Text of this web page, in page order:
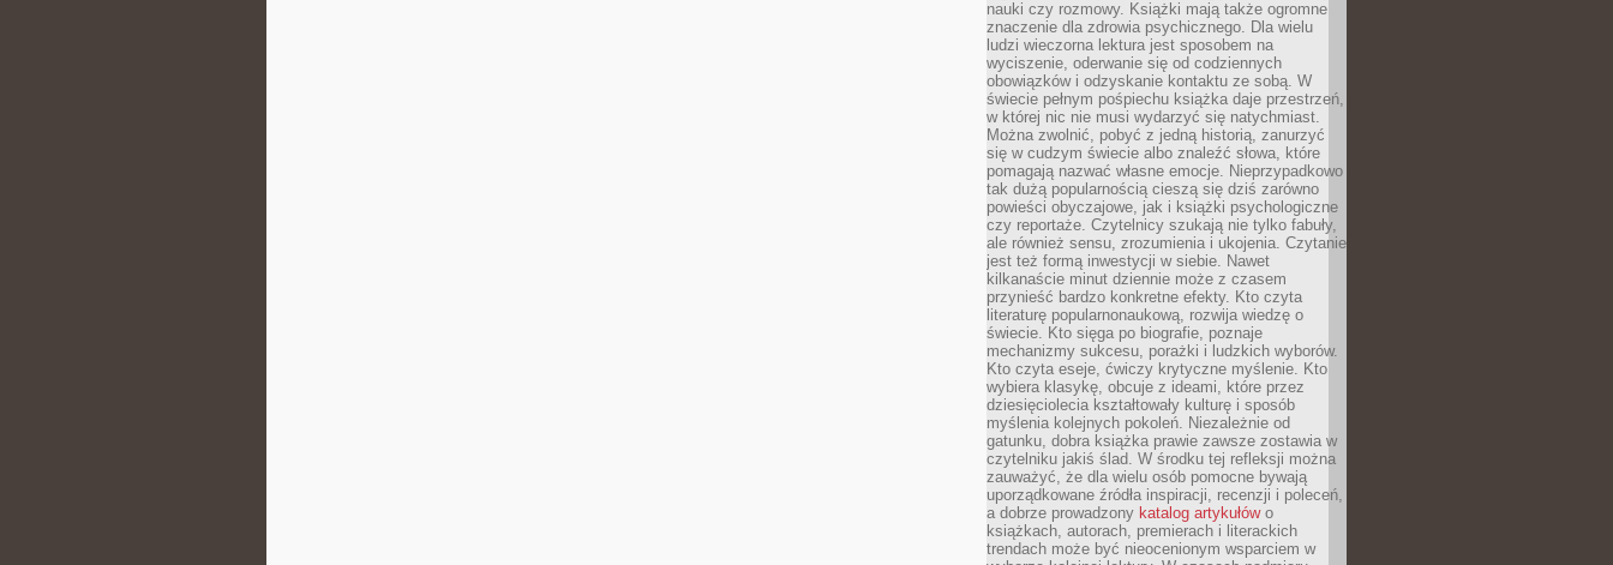
nauki czy rozmowy. Książki mają także ogromne
znaczenie dla zdrowia psychicznego. Dla wielu
ludzi wieczorna lektura jest sposobem na
wyciszenie, oderwanie się od codziennych
obowiązków i odzyskanie kontaktu ze sobą. W
świecie pełnym pośpiechu książka daje przestrzeń,
w której nic nie musi wydarzyć się natychmiast.
Można zwolnić, pobyć z jedną historią, zanurzyć
się w cudzym świecie albo znaleźć słowa, które
pomagają nazwać własne emocje. Nieprzypadkowo
tak dużą popularnością cieszą się dziś zarówno
powieści obyczajowe, jak i książki psychologiczne
czy reportaże. Czytelnicy szukają nie tylko fabuły,
ale również sensu, zrozumienia i ukojenia. Czytanie
jest też formą inwestycji w siebie. Nawet
kilkanaście minut dziennie może z czasem
przynieść bardzo konkretne efekty. Kto czyta
literaturę popularnonaukową, rozwija wiedzę o
świecie. Kto sięga po biografie, poznaje
mechanizmy sukcesu, porażki i ludzkich wyborów.
Kto czyta eseje, ćwiczy krytyczne myślenie. Kto
wybiera klasykę, obcuje z ideami, które przez
dziesięciolecia kształtowały kulturę i sposób
myślenia kolejnych pokoleń. Niezależnie od
gatunku, dobra książka prawie zawsze zostawia w
czytelniku jakiś ślad. W środku tej refleksji można
zauważyć, że dla wielu osób pomocne bywają
uporządkowane źródła inspiracji, recenzji i poleceń,
a dobrze prowadzony katalog artykułówo
książkach, autorach, premierach i literackich
trendach może być nieocenionym wsparciem w